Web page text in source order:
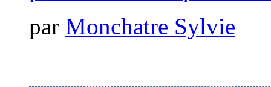
par Monchatre Sylvie